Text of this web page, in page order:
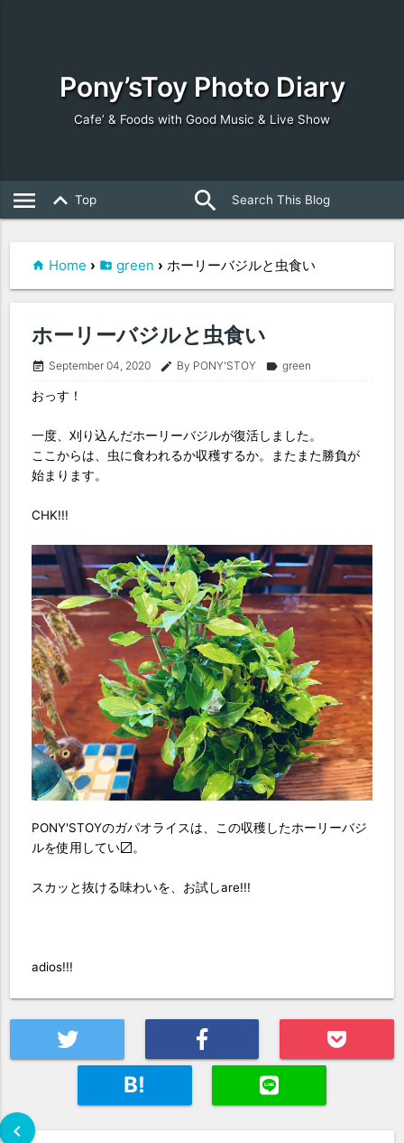
Pony’sToy Photo Diary
Cafe’ & Foods with Good Music & Live Show
menu keyboard_arrow_up Top search
Home › green › ホーリーバジルと虫食い
ホーリーバジルと虫食い
event_note September 04, 2020 edit By PONY'STOY label green
おっす！
一度、刈り込んだホーリーバジルが復活しました。
ここからは、虫に食われるか収穫するか。またまた勝負が
始まります。
CHK!!!
PONY'STOYのガパオライスは、この収穫したホーリーバジ
ルを使用してい〼。
スカッと抜ける味わいを、お試しare!!!
adios!!!
B!
chevron_left